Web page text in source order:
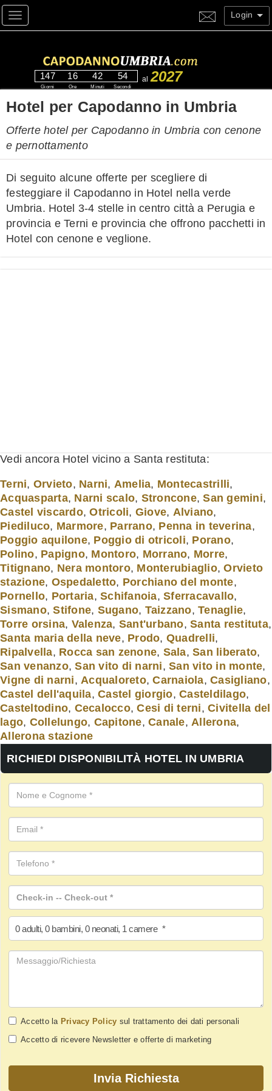
Toggle navigation Login
147
Giorni
16
Ore
42
Minuti
53
Secondi
al2027
Hotel per Capodanno in Umbria
Offerte hotel per Capodanno in Umbria con cenone
e pernottamento
Di seguito alcune offerte per scegliere di
festeggiare il Capodanno in Hotel nella verde
Umbria. Hotel 3-4 stelle in centro città a Perugia e
provincia e Terni e provincia che offrono pacchetti in
Hotel con cenone e veglione.
Vedi ancora Hotel vicino a Santa restituta:
Terni, Orvieto, Narni, Amelia, Montecastrilli,
Acquasparta, Narni scalo, Stroncone,San gemini,
Castel viscardo,Otricoli, Giove, Alviano,
Piediluco, Marmore, Parrano, Penna in teverina,
Poggio aquilone, Poggio di otricoli, Porano,
Polino, Papigno, Montoro, Morrano, Morre,
Titignano, Nera montoro, Monterubiaglio,Orvieto
stazione, Ospedaletto, Porchiano del monte,
Pornello, Portaria, Schifanoia, Sferracavallo,
Sismano,Stifone, Sugano, Taizzano, Tenaglie,
Torre orsina, Valenza, Sant'urbano, Santa restituta,
Santa maria della neve, Prodo, Quadrelli,
Ripalvella, Rocca san zenone, Sala, San liberato,
San venanzo,San vito di narni, San vito in monte,
Vigne di narni, Acqualoreto,Carnaiola, Casigliano,
Castel dell'aquila, Castel giorgio, Casteldilago,
Casteltodino, Cecalocco,Cesi di terni, Civitella del
lago, Collelungo, Capitone, Canale, Allerona,
Allerona stazione
RICHIEDI DISPONIBILITÀ HOTEL IN UMBRIA
0 adulti, 0 bambini, 0 neonati, 1 camere *
Accetto la Privacy Policy sul trattamento dei dati personali
Accetto di ricevere Newsletter e offerte di marketing